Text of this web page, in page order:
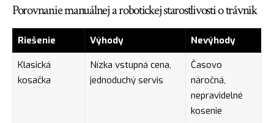
Porovnanie manuálnej a robotickej starostlivosti o trávnik
Riešenie Výhody
Nevýhody
Klasická
kosačka
Nízka vstupná cena,
jednoduchý servis
Časovo
náročná,
nepravidelné
kosenie